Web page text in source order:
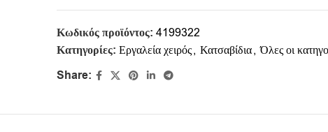
Κωδικός προϊόντος: 4199322
Κατηγορίες: Εργαλεία χειρός, Κατσαβίδια, Όλες οι
Share: